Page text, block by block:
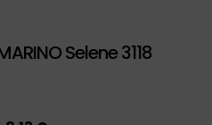
Selene 3118